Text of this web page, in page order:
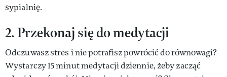
sypialnię.
2. Przekonaj się do medytacji
Odczuwasz stres i nie potrafisz powrócić do równowagi?
Wystarczy 15 minut medytacji dziennie, żeby zacząć